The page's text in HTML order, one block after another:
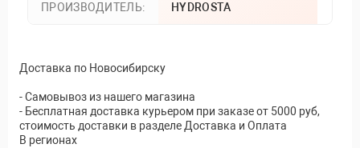
ПРОИЗВОДИТЕЛЬ: HYDROSTA
Доставка по Новосибирску
- Самовывоз из нашего магазина
- Бесплатная доставка курьером при заказе от 5000 руб,
стоимость доставки в разделе Доставка и Оплата
В регионах